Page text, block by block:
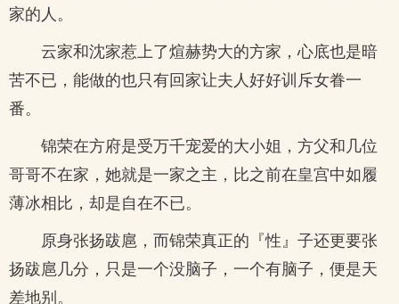
家的人。
云家和沈家惹上了煊赫势大的方家，心底也是暗
苦不已，能做的也只有回家让夫人好好训斥女眷一
番。
锦荣在方府是受万千宠爱的大小姐，方父和几位
哥哥不在家，她就是一家之主，比之前在皇宫中如履
薄冰相比，却是自在不已。
原身张扬跋扈，而锦荣真正的『性』子还更要张
扬跋扈几分，只是一个没脑子，一个有脑子，便是天
差地别。